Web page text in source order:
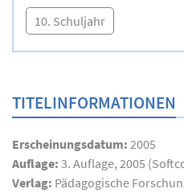
10. Schuljahr
TITELINFORMATIONEN
Erscheinungsdatum: 2005
Auflage: 3. Auflage, 2005
Verlag: Pädagogische